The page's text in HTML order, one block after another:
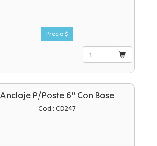
Precio $
Anclaje P/poste 6" Con Base
Cod.: CD247